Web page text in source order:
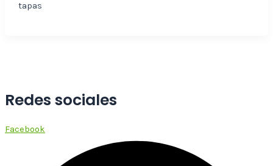
tapas
Redes sociales
Facebook